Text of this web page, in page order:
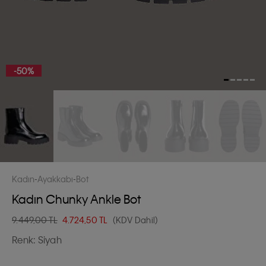
-50%
Kadın Ayakkabı Bot
Kadın Chunky Ankle Bot
9.449,00 TL 4.724,50 TL (KDV Dahil)
Renk: Siyah